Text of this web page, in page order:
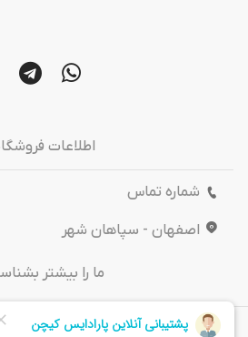
اطلاعات
شماره تماس
اصفهان - سپاهان شهر
ما را بیشتر
درباره‌ ما